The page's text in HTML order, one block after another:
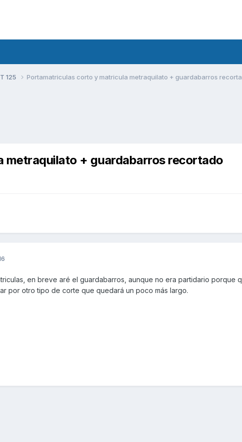
125 Portamatriculas corto y matricula metraquilato + guardabarros
+ guardabarros recortado
en breve aré el guardabarros, aunque no era partidario porque
por otro tipo de corte que quedará un poco más largo.